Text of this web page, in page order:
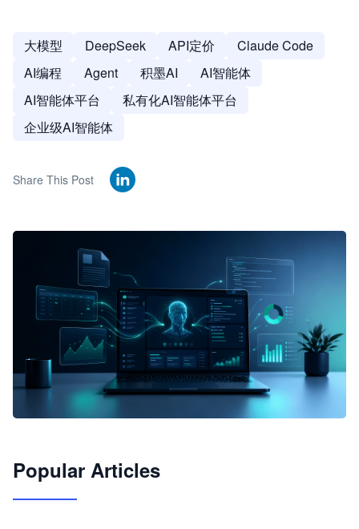
大模型 DeepSeek API定价
Claude Code
AI编程
Agent 积墨AI
AI智能体
AI智能体平台
私有化AI智能体平台
企业级AI智能体
Share This Post
JimoClaw 桌面 AI Agent 工作台
Popular Articles